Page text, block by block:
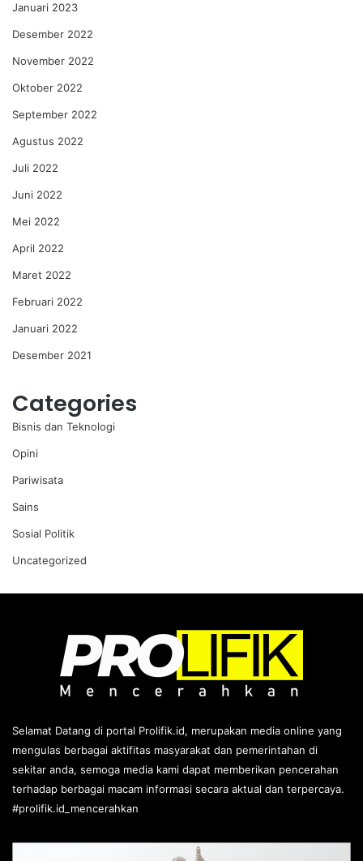
Januari 2023
Desember 2022
November 2022
Oktober 2022
September 2022
Agustus 2022
Juli 2022
Juni 2022
Mei 2022
April 2022
Maret 2022
Februari 2022
Januari 2022
Desember 2021
Categories
Bisnis dan Teknologi
Opini
Pariwisata
Sains
Sosial Politik
Uncategorized
Selamat Datang di portal Prolifik.id, merupakan media online yang
mengulas berbagai aktifitas masyarakat dan pemerintahan di
sekitar anda, semoga media kami dapat memberikan pencerahan
terhadap berbagai macam informasi secara aktual dan terpercaya.
#prolifik.id_mencerahkan